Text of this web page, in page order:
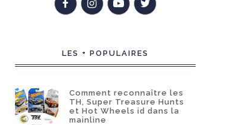
LES + POPULAIRES
Comment reconnaître les
TH, Super Treasure Hunts
et Hot Wheels id dans la
mainline